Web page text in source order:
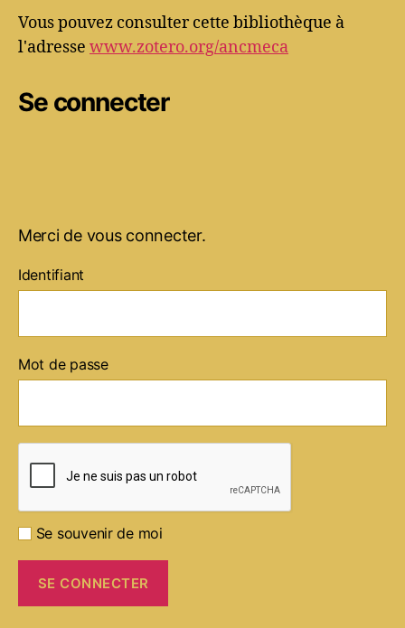
Vous pouvez consulter cette bibliothèque à
l'adresse www.zotero.org/ancmeca
Se connecter
Merci de vous connecter.
Identifiant
Mot de passe
Se souvenir de moi